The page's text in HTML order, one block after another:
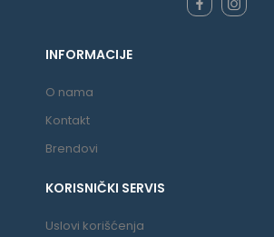
INFORMACIJE
O nama
Kontakt
Brendovi
KORISNIČKI SERVIS
Uslovi korišćenja